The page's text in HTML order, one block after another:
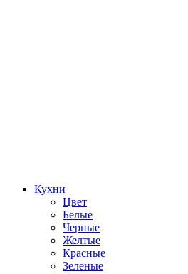
Кухни
Цвет
Белые
Черные
Желтые
Красные
Зеленые